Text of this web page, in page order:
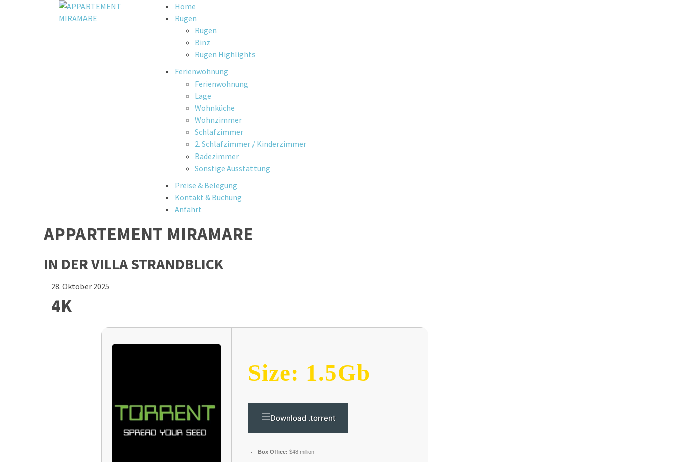
Skip
Home
Rügen
Rügen
Binz
Rügen Highlights
Ferienwohnung
Ferienwohnung
Lage
Wohnküche
Wohnzimmer
Schlafzimmer
2. Schlafzimmer / Kinderzimmer
Badezimmer
Sonstige Ausstattung
Preise & Belegung
Kontakt & Buchung
Anfahrt
APPARTEMENT MIRAMARE
IN DER VILLA STRANDBLICK
28. Oktober 2025
4K
Size: 1.5Gb
Download .torrent
Box Office: $48 million